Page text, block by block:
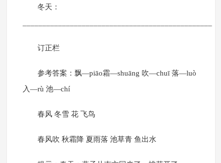
冬天：
订正栏
参考答案：飘—piāo霜—shuāng 吹—chuī 落—luò
入—rù 池—chí
春风 冬雪 花 飞鸟
春风吹 秋霜降 夏雨落 池草青 鱼出水